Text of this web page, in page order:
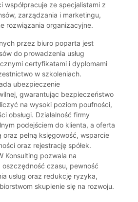
współpracuje ze specjalistami z
zarządzania i marketingu,
rozwiązania organizacyjne.
przez biuro poparta jest
do prowadzenia usług
certyfikatami i dyplomami
w szkoleniach.
ubezpieczenie
gwarantując bezpieczeństwo
na wysoki poziom poufności,
obsługi. Działalność firmy
podejściem do klienta, a oferta
pełną księgowość, wsparcie
oraz rejestrację spółek.
Konsulting pozwala na
czasu, pewność
usług oraz redukcję ryzyka,
skupienie się na rozwoju.